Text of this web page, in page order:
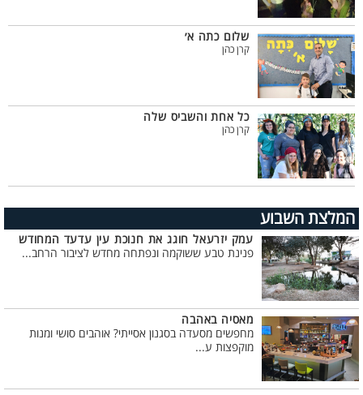
שלום כתה א׳
קרן כהן
כל אחת והשביס שלה
קרן כהן
המלצת השבוע
עמק יזרעאל חוגג את חנוכת עין עדעד המחודש
פנינת טבע ששוקמה ונפתחה מחדש לציבור הרחב...
מאסיה באהבה
מחפשים מסעדה בסגנון אסייתי? אוהבים סושי ומנות
מוקפצות ע...